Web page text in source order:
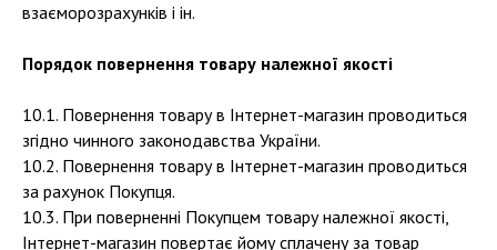
взаєморозрахунків і ін.
Порядок повернення товару належної якості
10.1. Повернення товару в Інтернет-магазин проводиться
згідно чинного законодавства України.
10.2. Повернення товару в Інтернет-магазин проводиться
за рахунок Покупця.
10.3. При поверненні Покупцем товару належної якості,
Інтернет-магазин повертає йому сплачену за товар